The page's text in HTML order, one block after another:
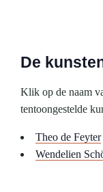
De
Klik op de naam
tentoongestelde
Theo de Feyter
Wendelien